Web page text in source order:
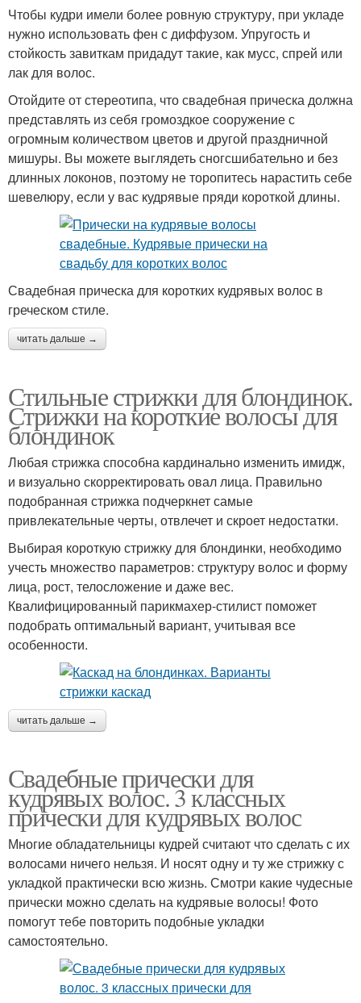
Чтобы кудри имели более ровную структуру, при укладе
нужно использовать фен с диффузом. Упругость и
стойкость завиткам придадут такие, как мусс, спрей или
лак для волос.
Отойдите от стереотипа, что свадебная прическа должна
представлять из себя громоздкое сооружение с
огромным количеством цветов и другой праздничной
мишуры. Вы можете выглядеть сногсшибательно и без
длинных локонов, поэтому не торопитесь нарастить себе
шевелюру, если у вас кудрявые пряди короткой длины.
Свадебная прическа для коротких кудрявых волос в
греческом стиле.
читать дальше →
Стильные стрижки для блондинок.
Стрижки на короткие волосы для
блондинок
Любая стрижка способна кардинально изменить имидж,
и визуально скорректировать овал лица. Правильно
подобранная стрижка подчеркнет самые
привлекательные черты, отвлечет и скроет недостатки.
Выбирая короткую стрижку для блондинки, необходимо
учесть множество параметров: структуру волос и форму
лица, рост, телосложение и даже вес.
Квалифицированный парикмахер-стилист поможет
подобрать оптимальный вариант, учитывая все
особенности.
читать дальше →
Свадебные прически для
кудрявых волос. 3 классных
прически для кудрявых волос
Многие обладательницы кудрей считают что сделать с их
волосами ничего нельзя. И носят одну и ту же стрижку с
укладкой практически всю жизнь. Смотри какие чудесные
прически можно сделать на кудрявые волосы! Фото
помогут тебе повторить подобные укладки
самостоятельно.